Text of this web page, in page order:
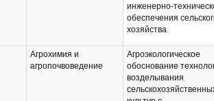
инженерно-
обеспечения
хозяйства
Агрохимия и
агропочвоведение
Агроэкологическое
обоснование
возделывания